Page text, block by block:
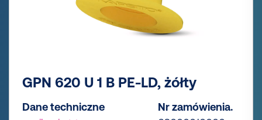
GPN 620 U 1 B PE-LD, żółty
Dane techniczne
Nr zamówienia.